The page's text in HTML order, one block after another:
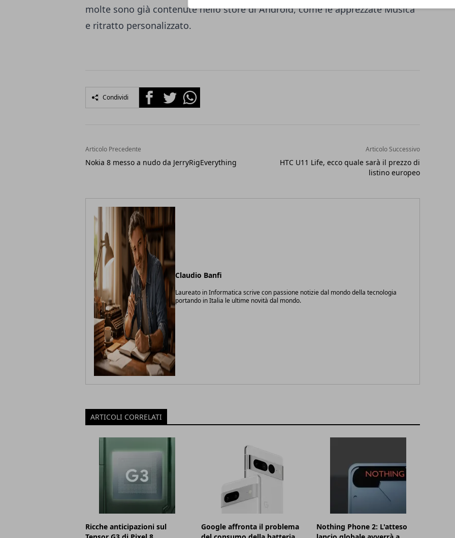
molte sono già contenute nello store di Android, come le apprezzate Musica
e ritratto personalizzato.
Condividi FacebookTwitterWhatsapp
Articolo Precedente
Nokia 8 messo a nudo da JerryRigEverything
Articolo Successivo
HTC U11 Life, ecco quale sarà il prezzo di
listino europeo
Claudio Banfi
Laureato in Informatica scrive con passione notizie dal mondo della tecnologia
portando in Italia le ultime novità dal mondo.
ARTICOLI CORRELATI
Ricche anticipazioni sul
Google affronta il problema
Nothing Phone 2: L'atteso